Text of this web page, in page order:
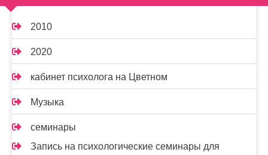
2010
2020
кабинет психолога на Цветном
Музыка
семинары
Запись на психологические семинары для